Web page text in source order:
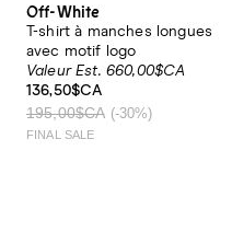
Off-White
T-shirt à manches longues
avec motif logo
Valeur Est. 660,00$CA
136,50$CA
195,00$CA (-30%)
FINAL SALE